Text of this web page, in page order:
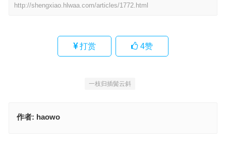
http://shengxiao.hlwaa.com/articles/1772.html
打赏 4赞
一枝归插鬓云斜
作者: haowo